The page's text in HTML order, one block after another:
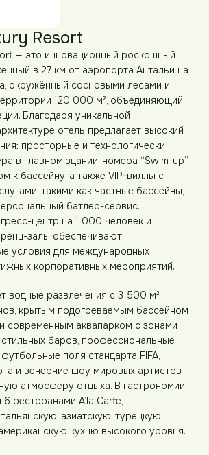
Resort
— это инновационный роскошный
в 27 км от аэропорта Антальи на
окружённый сосновыми лесами и
120 000 м², объединяющий
Благодаря уникальной
отель предлагает высокий
просторные и технологически
в главном здании, номера “Swim-up”
к бассейну, а также VIP-виллы с
такими как частные бассейны,
батлер-сервис.
центр на 1 000 человек и
залы обеспечивают
условия для международных
корпоративных мероприятий.
водные развлечения с 3 500 м²
крытым подогреваемым бассейном
современным аквапарком с зонами
стильных баров, профессиональные
поля стандарта FIFA,
и вечерние шоу мировых артистов
атмосферу отдыха. В гастрономии
ресторанами A’la Carte,
азиатскую, турецкую,
кухню высокого уровня.